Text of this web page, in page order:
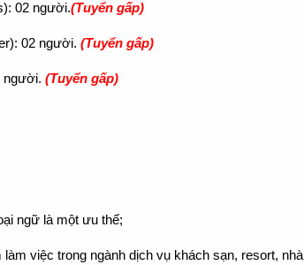
02 người.(Tuyển gấp)
02 người. (Tuyển gấp)
người. (Tuyển gấp)
ngữ là một ưu thế;
việc trong ngành dịch vụ khách sạn, resort, nhà